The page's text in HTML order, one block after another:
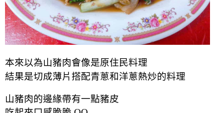
本來以為山豬肉會像是原住民料理
結果是切成薄片搭配青蔥和洋蔥熱炒的料理
山豬肉的邊緣帶有一點豬皮